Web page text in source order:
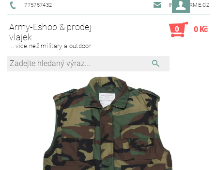
775757432 INFO@ARME.CZ
Army-Eshop & prodej
vlajek
... více než military a outdoor
0 0 Kč